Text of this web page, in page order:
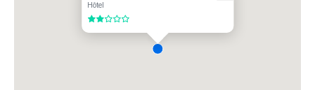
Hôtel
2 sur 5